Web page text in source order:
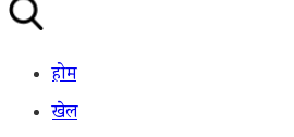
होम
खेल